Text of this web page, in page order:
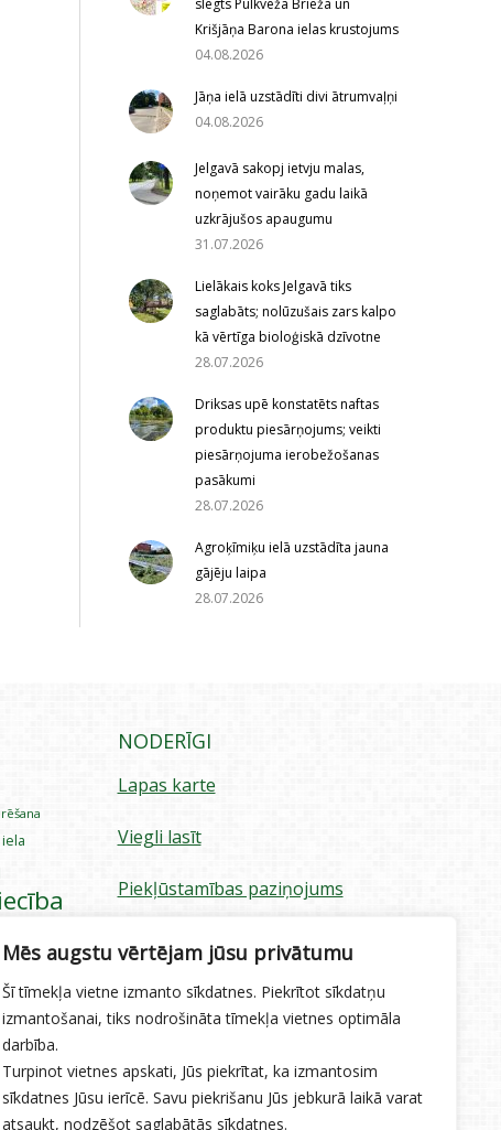
Mēs augstu vērtējam jūsu privātumu
Šī tīmekļa vietne izmanto sīkdatnes. Piekrītot sīkdatņu
izmantošanai, tiks nodrošināta tīmekļa vietnes optimāla
darbība.
Turpinot vietnes apskati, Jūs piekrītat, ka izmantosim
sīkdatnes Jūsu ierīcē. Savu piekrišanu Jūs jebkurā laikā varat
atsaukt, nodzēšot saglabātās sīkdatnes.
slēgts Pulkveža Brieža un
Krišjāņa Barona ielas krustojums
04.08.2026
Jāņa ielā uzstādīti divi ātrumvaļņi
04.08.2026
Jelgavā sakopj ietvju malas,
noņemot vairāku gadu laikā
uzkrājušos apaugumu
31.07.2026
Lielākais koks Jelgavā tiks
saglabāts; nolūzušais zars kalpo
kā vērtīga bioloģiskā dzīvotne
28.07.2026
Driksas upē konstatēts naftas
produktu piesārņojums; veikti
piesārņojuma ierobežošanas
pasākumi
28.07.2026
Agroķīmiķu ielā uzstādīta jauna
gājēju laipa
28.07.2026
NODERĪGI
Lapas karte
Viegli lasīt
Piekļūstamības paziņojums
Sīkdatņu izmantošana
Privātuma politika